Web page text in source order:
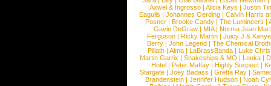
Axwel & Ingrosso | Alicia Keys | Justin
Eagulls |Johannes Oerding |Calvin Harris
Posner |Brooke Candy |The Lumineers |
Gavin DeGraw | MIA| Norma Jean
Ferguson | Ricky Martin | Juicy J &
Berry | John Legend | The Chemical
Pillath |Alma |LaBrassBanda |Luke
Martin Garrix | Snakeships & MO | Louka |
Hotel | Peter Maffay | Highly Suspect |
Stargate |Joey Badass |Gretta Ray |
Brandenstein |Jennifer Hudson |Noah